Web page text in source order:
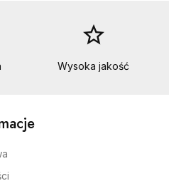
star_border
Wysoka jakość